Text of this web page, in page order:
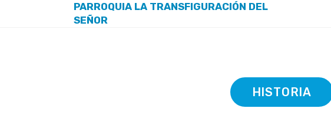
PARROQUIA LA TRANSFIGURACIÓN DEL
SEÑOR
HISTORIA